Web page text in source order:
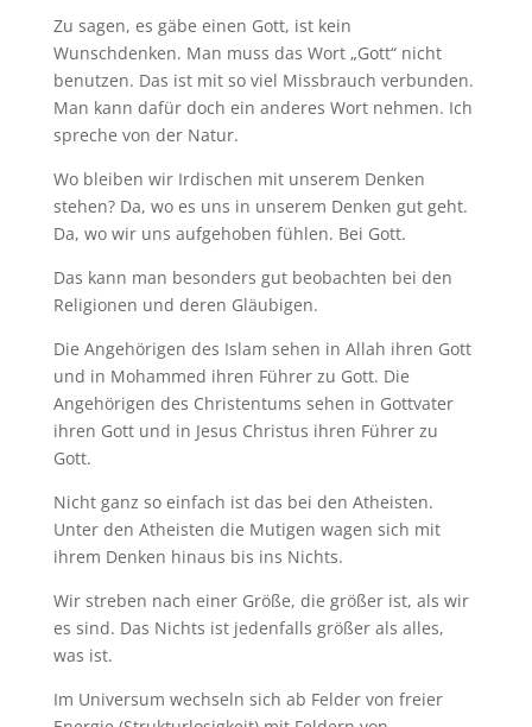
Zu sagen, es gäbe einen Gott, ist kein
Wunschdenken. Man muss das Wort „Gott“ nicht
benutzen. Das ist mit so viel Missbrauch verbunden.
Man kann dafür doch ein anderes Wort nehmen. Ich
spreche von der Natur.
Wo bleiben wir Irdischen mit unserem Denken
stehen? Da, wo es uns in unserem Denken gut geht.
Da, wo wir uns aufgehoben fühlen. Bei Gott.
Das kann man besonders gut beobachten bei den
Religionen und deren Gläubigen.
Die Angehörigen des Islam sehen in Allah ihren Gott
und in Mohammed ihren Führer zu Gott. Die
Angehörigen des Christentums sehen in Gottvater
ihren Gott und in Jesus Christus ihren Führer zu
Gott.
Nicht ganz so einfach ist das bei den Atheisten.
Unter den Atheisten die Mutigen wagen sich mit
ihrem Denken hinaus bis ins Nichts.
Wir streben nach einer Größe, die größer ist, als wir
es sind. Das Nichts ist jedenfalls größer als alles,
was ist.
Im Universum wechseln sich ab Felder von freier